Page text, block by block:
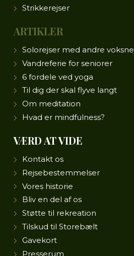
Strikkerejser
ARTIKLER
Solorejser med andre voksne
Vandreferie for seniorer
6 fordele ved yoga
Til dig der skal flyve langt
Om meditation
Hvad er mindfulness?
VÆRD AT VIDE
Kontakt os
Rejsebestemmelser
Vores historie
Bliv en del af os
Støtte til rekreation
Tilskud til Storebælt
Gavekort
Presserum